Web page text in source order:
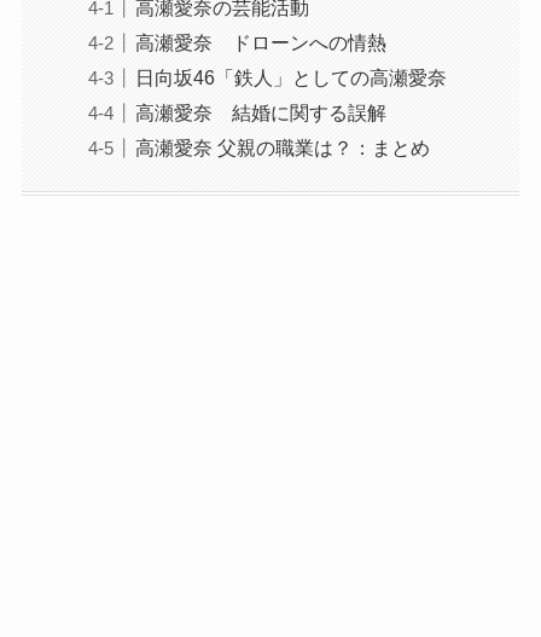
高瀬愛奈の芸能活動
高瀬愛奈 ドローンへの情熱
日向坂46「鉄人」としての高瀬愛奈
高瀬愛奈 結婚に関する誤解
高瀬愛奈 父親の職業は？：まとめ